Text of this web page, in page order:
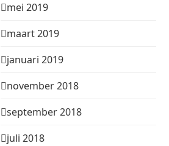
mei 2019
maart 2019
januari 2019
november 2018
september 2018
juli 2018